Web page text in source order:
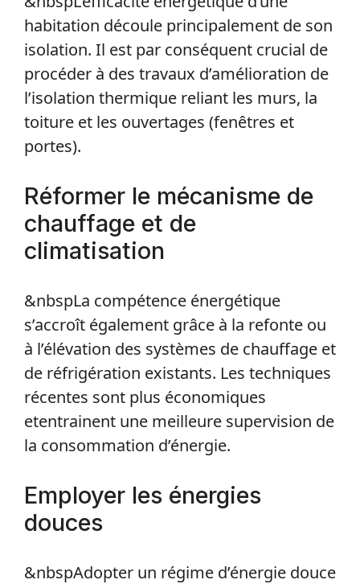
habitation découle principalement de son
isolation. Il est par conséquent crucial de
procéder à des travaux d’amélioration de
l’isolation thermique reliant les murs, la
toiture et les ouvertages (fenêtres et
portes).
Réformer le mécanisme de
chauffage et de
climatisation
&nbspLa compétence énergétique
s’accroît également grâce à la refonte ou
à l’élévation des systèmes de chauffage et
de réfrigération existants. Les techniques
récentes sont plus économiques
etentrainent une meilleure supervision de
la consommation d’énergie.
Employer les énergies
douces
&nbspAdopter un régime d’énergie douce